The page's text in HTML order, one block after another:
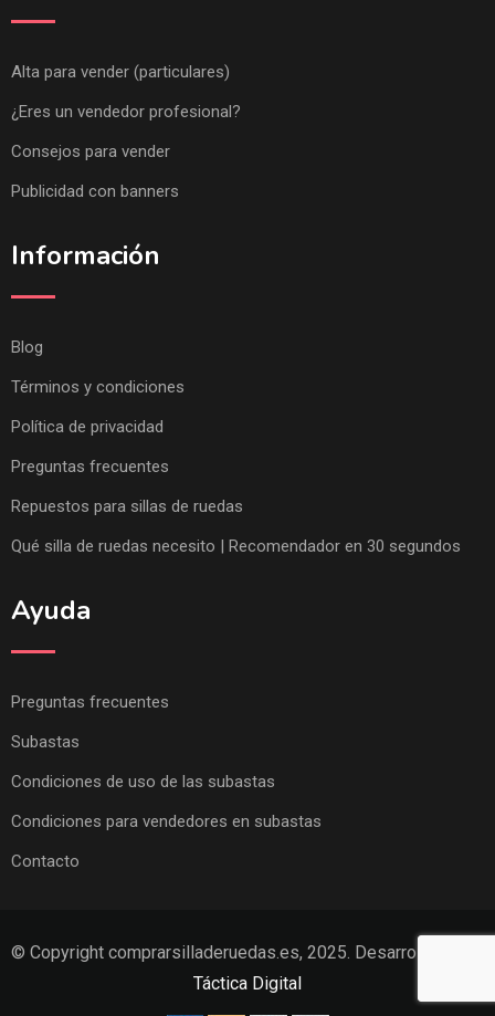
Alta para vender (particulares)
¿Eres un vendedor profesional?
Consejos para vender
Publicidad con banners
Información
Blog
Términos y condiciones
Política de privacidad
Preguntas frecuentes
Repuestos para sillas de ruedas
Qué silla de ruedas necesito | Recomendador en 30 segundos
Ayuda
Preguntas frecuentes
Subastas
Condiciones de uso de las subastas
Condiciones para vendedores en subastas
Contacto
© Copyright comprarsilladeruedas.es, 2025. Desarrollado por
Táctica Digital